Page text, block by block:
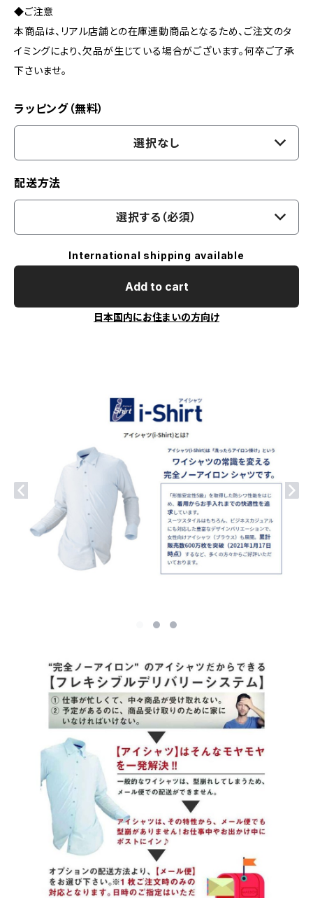
◆ご注意
本商品は、リアル店舗との在庫連動商品となるため、ご注文のタ
イミングにより、欠品が生じている場合がございます。何卒ご了承
下さいませ。
ラッピング（無料）
選択なし
配送方法
選択する（必須）
International shipping available
Add to cart
日本国内にお住まいの方向け